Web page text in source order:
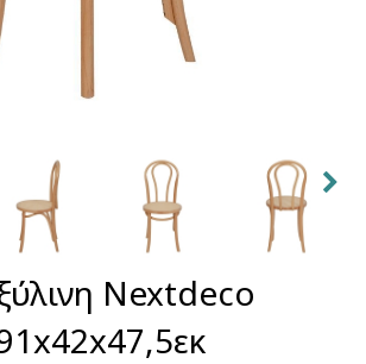
Nextdeco